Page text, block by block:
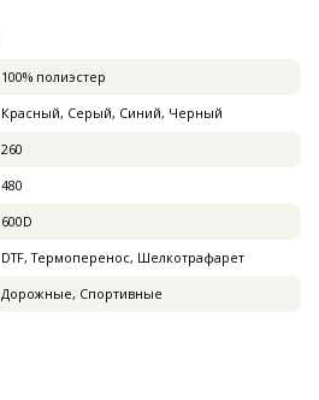
100% полиэстер
Красный, Серый, Синий, Черный
260
480
600D
DTF, Термоперенос, Шелкотрафарет
Дорожные, Спортивные